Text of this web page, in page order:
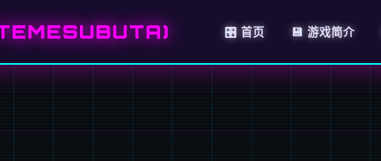
🎛️ 首页 💾 游戏简介